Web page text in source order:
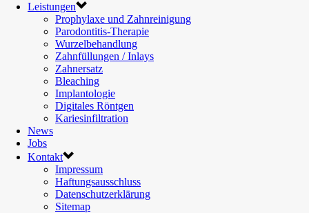
Leistungen
Prophylaxe und Zahnreinigung
Parodontitis-Therapie
Wurzelbehandlung
Zahnfüllungen / Inlays
Zahnersatz
Bleaching
Implantologie
Digitales Röntgen
Kariesinfiltration
News
Jobs
Kontakt
Impressum
Haftungsausschluss
Datenschutzerklärung
Sitemap